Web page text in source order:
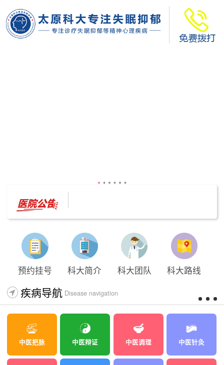
预约挂号 科大简介 科大团队 科大路线
疾病导航 Disease navigation
中医把脉 中医辩证 中医调理 中医针灸